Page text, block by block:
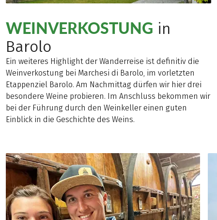
WEINVERKOSTUNG in
Barolo
Ein weiteres Highlight der Wanderreise ist definitiv die
Weinverkostung bei Marchesi di Barolo, im vorletzten
Etappenziel Barolo. Am Nachmittag dürfen wir hier drei
besondere Weine probieren. Im Anschluss bekommen wir
bei der Führung durch den Weinkeller einen guten
Einblick in die Geschichte des Weins.